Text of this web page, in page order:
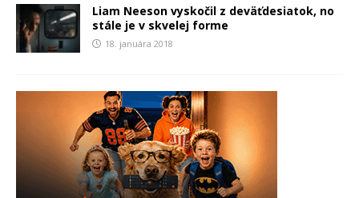
Liam Neeson vyskočil z deväťdesiatok, no
stále je v skvelej forme
18. januára 2018